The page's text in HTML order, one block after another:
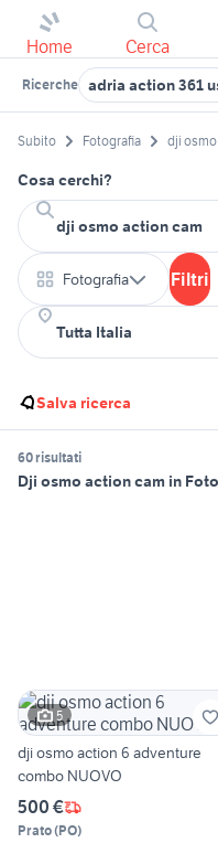
Home Cerca
Ricerche adria action 361
Subito Fotografia dji
Cosa cerchi?
Fotografia Filtri
Salva ricerca
60 risultati
Dji osmo action cam in
5
dji osmo action 6 adventure
combo NUOVO
500 €
Prato(PO)